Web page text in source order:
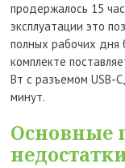
продержалось 15
эксплуатации это
полных рабочих дня
комплекте
Вт с разъемом USB-
минут.
Основные